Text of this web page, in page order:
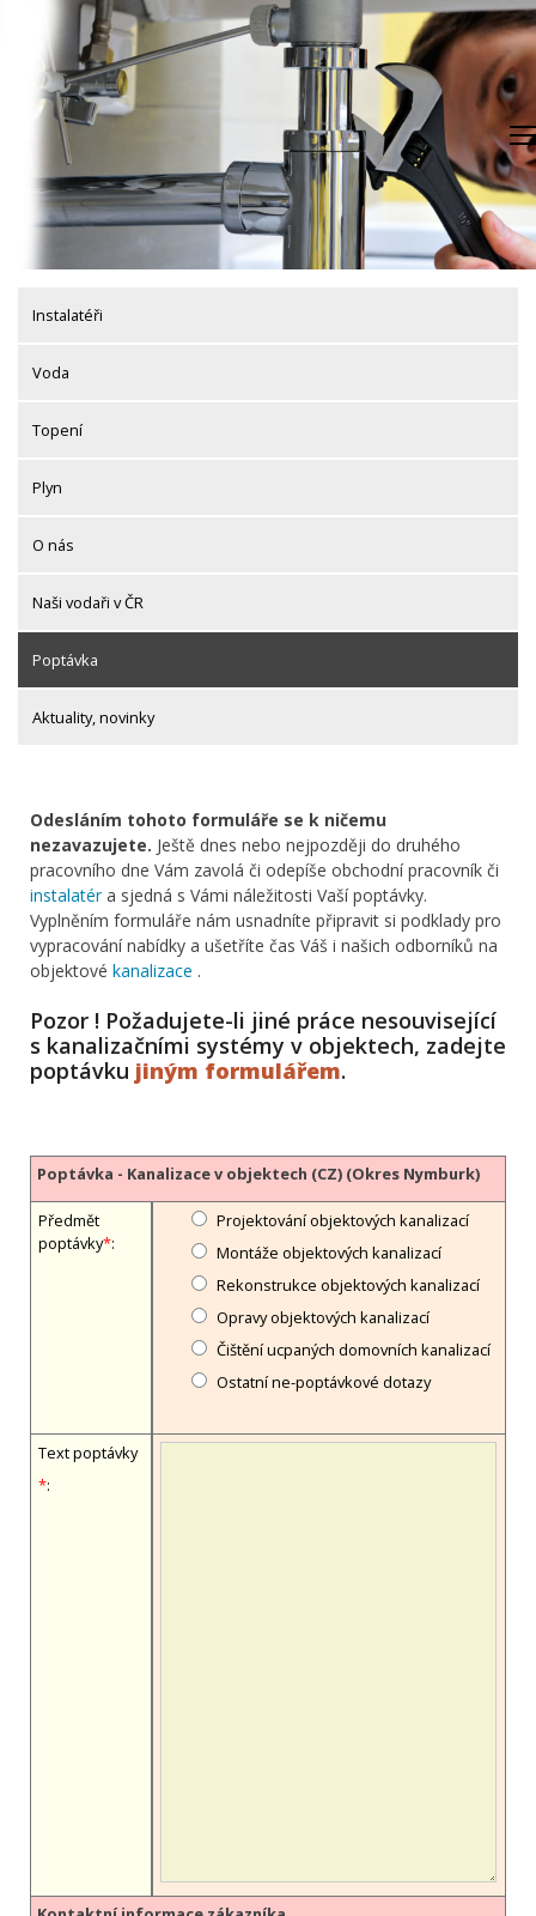
content
Instalatéři
Voda
Topení
Plyn
O nás
Naši vodaři v ČR
Poptávka
Aktuality, novinky
Odesláním tohoto formuláře se k ničemu
nezavazujete. Ještě dnes nebo nejpozději do druhého
pracovního dne Vám zavolá či odepíše obchodní pracovník či
instalatéra sjedná s Vámi náležitosti Vaší poptávky.
Vyplněním formuláře nám usnadníte připravit si podklady pro
vypracování nabídky a ušetříte čas Váš i našich odborníků na
objektové kanalizace .
Pozor ! Požadujete-li jiné práce nesouvisející
s kanalizačními systémy v objektech, zadejte
poptávku jiným formulářem.
Poptávka - Kanalizace v objektech (CZ) (Okres Nymburk)
Předmět
poptávky*:
Projektování objektových kanalizací
Montáže objektových kanalizací
Rekonstrukce objektových kanalizací
Opravy objektových kanalizací
Čištění ucpaných domovních kanalizací
Ostatní ne-poptávkové dotazy
Text poptávky
*: